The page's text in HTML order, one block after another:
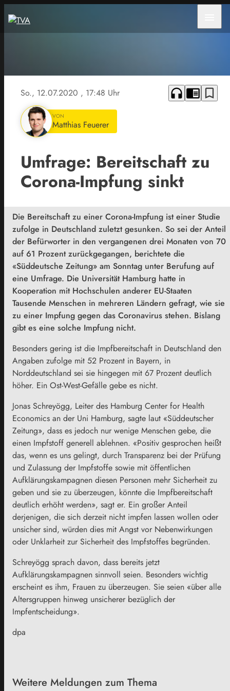
So., 12.07.2020 , 17:48 Uhr headphones chrome_reader_mode bookmark_border
VON
Matthias Feuerer
Umfrage: Bereitschaft zu
Corona-Impfung sinkt
Die Bereitschaft zu einer Corona-Impfung ist einer Studie
zufolge in Deutschland zuletzt gesunken. So sei der Anteil
der Befürworter in den vergangenen drei Monaten von 70
auf 61 Prozent zurückgegangen, berichtete die
«Süddeutsche Zeitung» am Sonntag unter Berufung auf
eine Umfrage. Die Universität Hamburg hatte in
Kooperation mit Hochschulen anderer EU-Staaten
Tausende Menschen in mehreren Ländern gefragt, wie sie
zu einer Impfung gegen das Coronavirus stehen. Bislang
gibt es eine solche Impfung nicht.
Besonders gering ist die Impfbereitschaft in Deutschland den
Angaben zufolge mit 52 Prozent in Bayern, in
Norddeutschland sei sie hingegen mit 67 Prozent deutlich
höher. Ein Ost-West-Gefälle gebe es nicht.
Jonas Schreyögg, Leiter des Hamburg Center for Health
Economics an der Uni Hamburg, sagte laut «Süddeutscher
Zeitung», dass es jedoch nur wenige Menschen gebe, die
einen Impfstoff generell ablehnen. «Positiv gesprochen heißt
das, wenn es uns gelingt, durch Transparenz bei der Prüfung
und Zulassung der Impfstoffe sowie mit öffentlichen
Aufklärungskampagnen diesen Personen mehr Sicherheit zu
geben und sie zu überzeugen, könnte die Impfbereitschaft
deutlich erhöht werden», sagt er. Ein großer Anteil
derjenigen, die sich derzeit nicht impfen lassen wollen oder
unsicher sind, würden dies mit Angst vor Nebenwirkungen
oder Unklarheit zur Sicherheit des Impfstoffes begründen.
Schreyögg sprach davon, dass bereits jetzt
Aufklärungskampagnen sinnvoll seien. Besonders wichtig
erscheint es ihm, Frauen zu überzeugen. Sie seien «über alle
Altersgruppen hinweg unsicherer bezüglich der
Impfentscheidung».
dpa
Weitere Meldungen zum Thema